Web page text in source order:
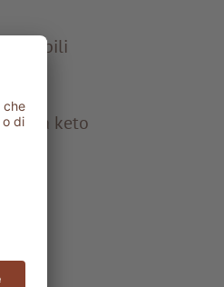
di
La keto